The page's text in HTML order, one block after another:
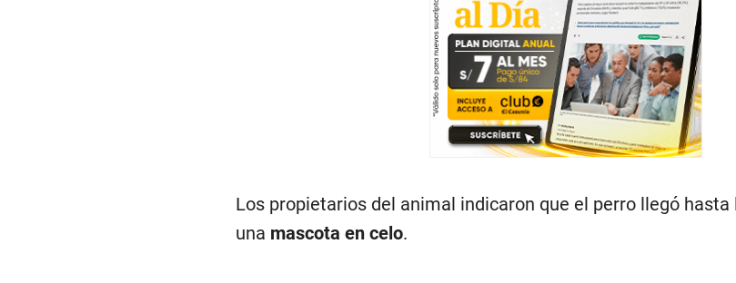
Los propietarios del animal indicaron que el perro llegó
una mascota en celo.